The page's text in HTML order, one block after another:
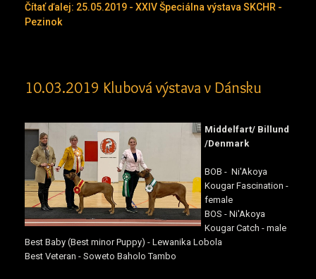
Čítať ďalej: 25.05.2019 - XXIV Špeciálna výstava SKCHR -
Pezinok
10.03.2019 Klubová výstava v Dánsku
Middelfart/ Billund
/Denmark
BOB - Ni'Akoya
Kougar Fascination -
female
BOS - Ni'Akoya
Kougar Catch - male
Best Baby (Best minor Puppy) - Lewanika Lobola
Best Veteran - Soweto Baholo Tambo